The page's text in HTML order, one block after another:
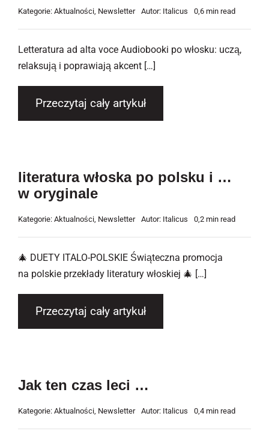
Kategorie: Aktualności, Newsletter Autor: Italicus 0,6 min read
Letteratura ad alta voce Audiobooki po włosku: uczą,
relaksują i poprawiają akcent […]
Przeczytaj cały artykuł
literatura włoska po polsku i …
w oryginale
Kategorie: Aktualności, Newsletter Autor: Italicus 0,2 min read
🎄 DUETY ITALO-POLSKIE Świąteczna promocja
na polskie przekłady literatury włoskiej 🎄 […]
Przeczytaj cały artykuł
Jak ten czas leci …
Kategorie: Aktualności, Newsletter Autor: Italicus 0,4 min read